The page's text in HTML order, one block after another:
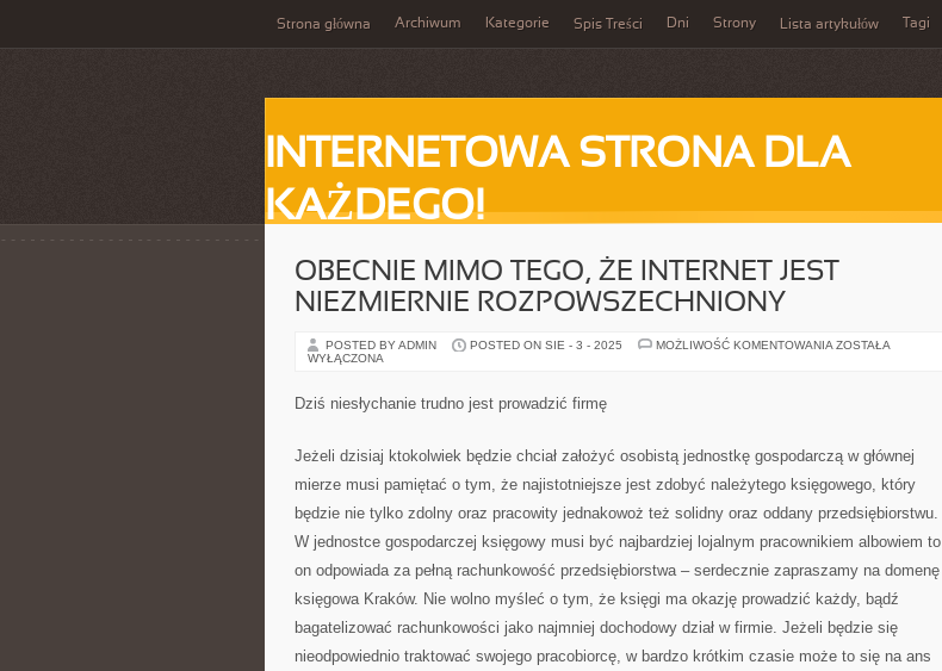
Strona główna Archiwum Kategorie Spis Treści Dni Strony Lista artykułów Tagi
INTERNETOWA STRONA DLA
KAŻDEGO!
OBECNIE MIMO TEGO, ŻE INTERNET JEST
NIEZMIERNIE ROZPOWSZECHNIONY
POSTED BY ADMIN POSTED ON SIE - 3 - 2025 MOŻLIWOŚĆ KOMENTOWANIA OBECNIE
ZOSTAŁA
WYŁĄCZONA
Dziś niesłychanie trudno jest prowadzić firmę
Jeżeli dzisiaj ktokolwiek będzie chciał założyć osobistą jednostkę gospodarczą w głównej
mierze musi pamiętać o tym, że najistotniejsze jest zdobyć należytego księgowego, który
będzie nie tylko zdolny oraz pracowity jednakowoż też solidny oraz oddany przedsiębiorstwu.
W jednostce gospodarczej księgowy musi być najbardziej lojalnym pracownikiem albowiem to
on odpowiada za pełną rachunkowość przedsiębiorstwa – serdecznie zapraszamy na domenę
księgowa Kraków. Nie wolno myśleć o tym, że księgi ma okazję prowadzić każdy, bądź
bagatelizować rachunkowości jako najmniej dochodowy dział w firmie. Jeżeli będzie się
nieodpowiednio traktować swojego pracobiorcę, w bardzo krótkim czasie może to się na ans